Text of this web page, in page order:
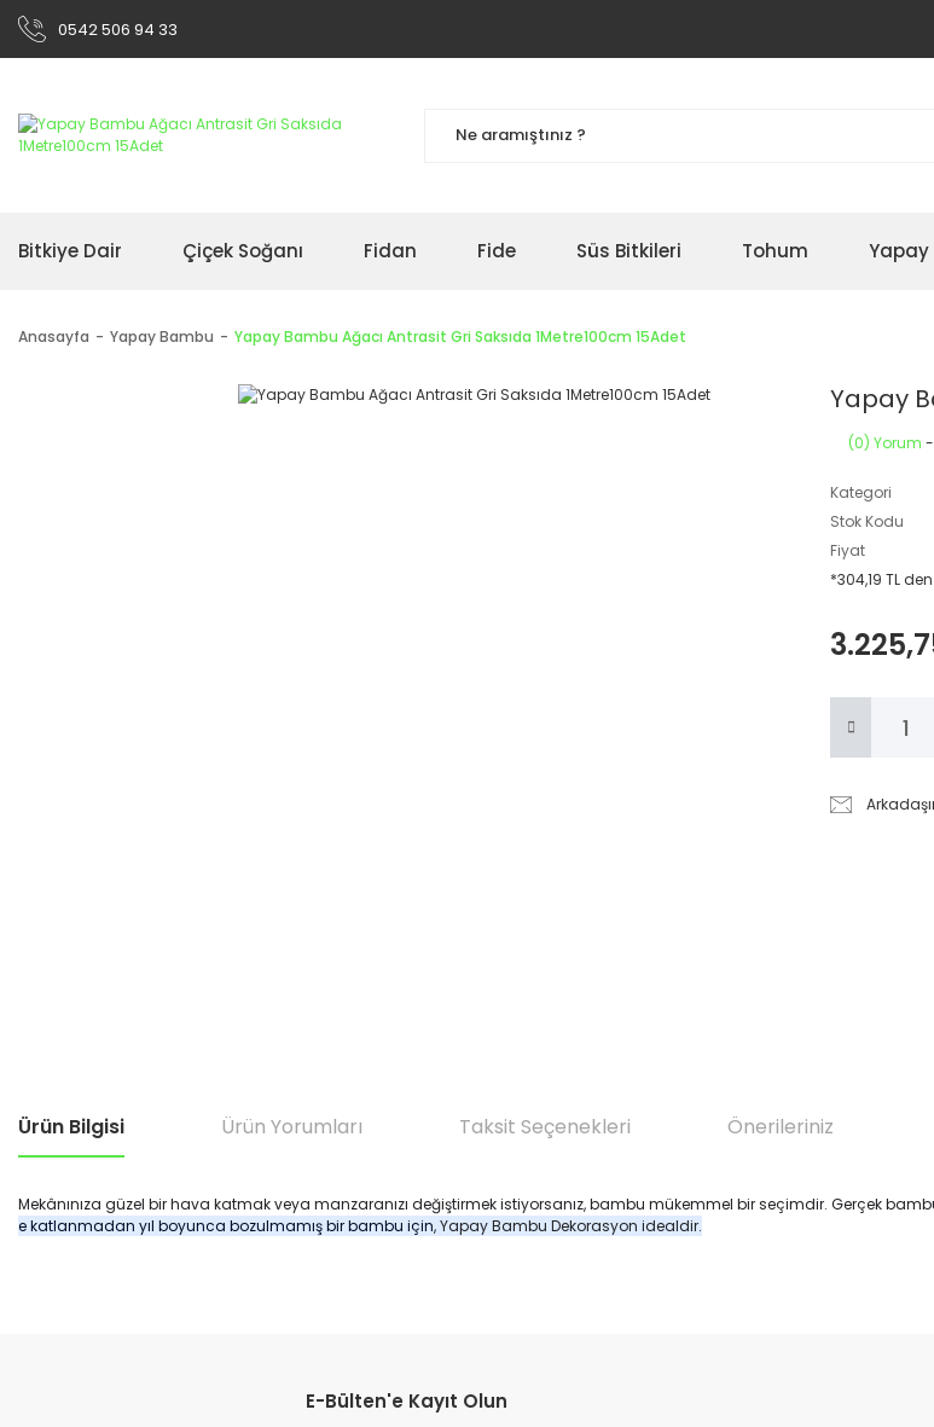
0542 506 94 33
Bitkiye Dair Çiçek Soğanı Fidan Fide Süs Bitkileri Tohum Yapay
Anasayfa Yapay Bambu Yapay Bambu Ağacı Antrasit Gri Saksıda 1Metre100cm 15Adet
Yapay
(0) Yorum
Kategori
Stok Kodu
Fiyat
*304,19 TL
Ürün Bilgisi Ürün Yorumları Taksit Seçenekleri Önerileriniz
Mekânınıza güzel bir hava katmak veya manzaranızı değiştirmek istiyorsanız, bambu mükemmel bir seçimdir. Gerçek
e katlanmadan yıl boyunca bozulmamış bir bambu için, Yapay Bambu Dekorasyon idealdir.
Ürün resmi kalitesiz, bozuk veya görüntülenemiyor.
E-Bülten'e Kayıt Olun